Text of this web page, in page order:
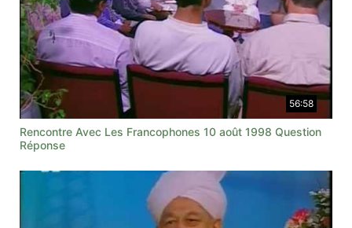
56:58
Rencontre Avec Les Francophones 10 août 1998 Question
Réponse